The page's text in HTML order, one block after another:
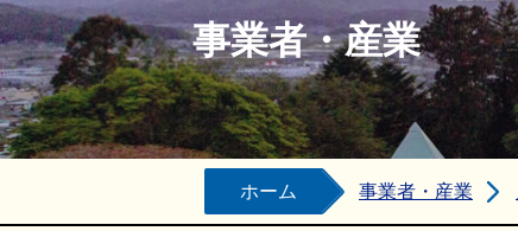
事業者・産業
ホーム 事業者・産業